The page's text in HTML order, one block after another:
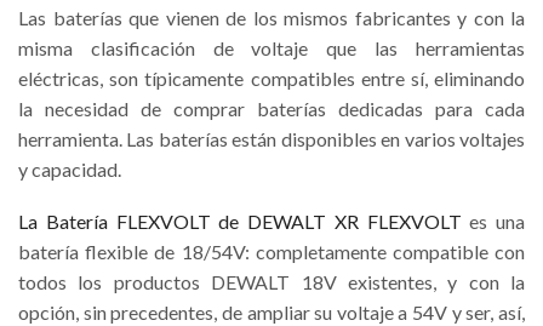
Las baterías que vienen de los mismos fabricantes y con la
misma clasificación de voltaje que las herramientas
eléctricas, son típicamente compatibles entre sí, eliminando
la necesidad de comprar baterías dedicadas para cada
herramienta. Las baterías están disponibles en varios voltajes
y capacidad.
La Batería FLEXVOLT de DEWALT XR FLEXVOLTes una
batería flexible de 18/54V: completamente compatible con
todos los productos DEWALT 18V existentes, y con la
opción, sin precedentes, de ampliar su voltaje a 54V y ser, así,